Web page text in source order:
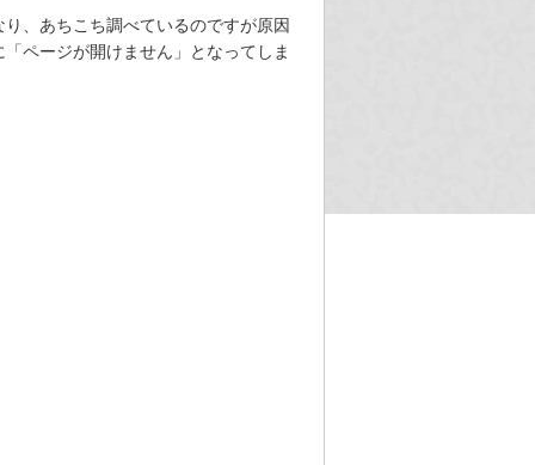
、あちこち調べているのですが原因
ページが開けません」となってしま